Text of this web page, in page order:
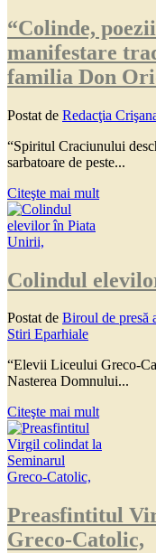
“Colinde,
manifestare
familia Don
Postat de Redacţia
“Spiritul Craciunului
sarbatoare de peste...
Citeşte mai mult
Colindul
Postat de Biroul de presă
Stiri Eparhiale
“Elevii Liceului Greco-
Nasterea Domnului...
Citeşte mai mult
Preasfintitul
Greco-Catolic,